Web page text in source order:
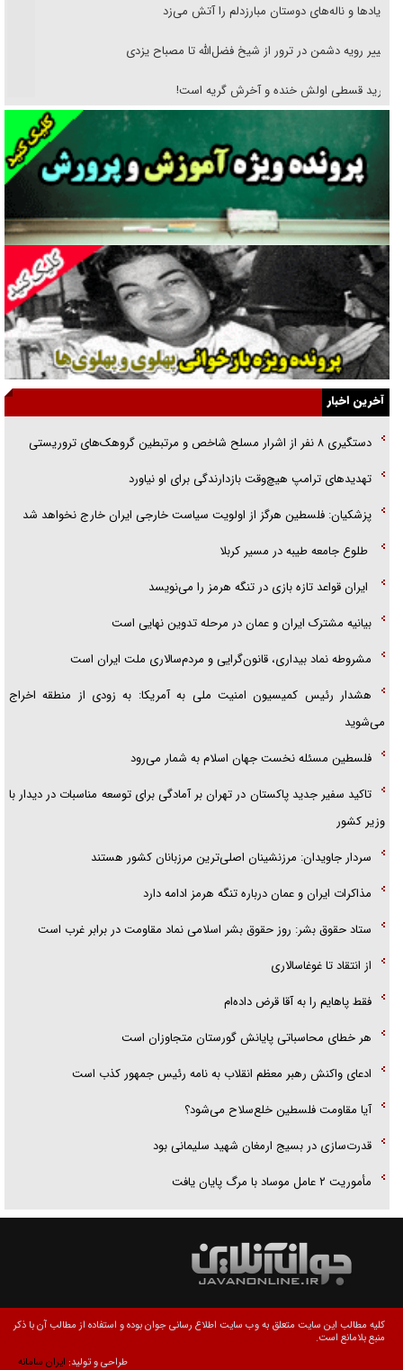
فریاد‌ها و ناله‌های دوستان مبارزدلم را آتش می‌زد
تغییر رویه دشمن در ترور از شیخ فضل‌الله تا مصباح یزدی
خرید قسطی اولش خنده و آخرش گریه است!
فوتبال و آن «بالا»!
راهبرد غافلگیری با نسل جدید پهپاد‌ها
جنجال پزشکان تقلبی در صنعت زیبایی
یهودی‌ها در ادبیات داستانی اروپا؛ از شکسپیر تا دیکنز
گفت‌وگو با خواهر یکی از شهدای جنگ رمضان/ خواهرم فرمانده جهادی و
اهل خدمت بی‌منت بود
جزئیات شکنجه‌هایم فراتر از آن است که در بیان بگنجد!
پلیس
قدر بود
آخرین اخبار
دستگیری ۸ نفر از اشرار مسلح شاخص و مرتبطین گروهک‌های تروریستی
تهدید‌های ترامپ هیچ‌وقت بازدارندگی برای او نیاورد
پزشکیان: فلسطین هرگز از اولویت سیاست خارجی ایران خارج نخواهد شد
طلوع جامعه طیبه در مسیر کربلا
ایران قواعد تازه بازی در تنگه هرمز را می‌نویسد
بیانیه مشترک ایران و عمان در مرحله تدوین نهایی است
مشروطه نماد بیداری، قانون‌گرایی و مردم‌سالاری ملت ایران است
هشدار رئیس کمیسیون امنیت ملی به آمریکا: به زودی از منطقه اخراج
می‌شوید
فلسطین مسئله نخست جهان اسلام به شمار می‌رود
تاکید سفیر جدید پاکستان در تهران بر آمادگی برای توسعه مناسبات در دیدار با
وزیر کشور
سردار جاویدان: مرزنشینان اصلی‌ترین مرزبانان کشور هستند
مذاکرات ایران و عمان درباره تنگه هرمز ادامه دارد
ستاد حقوق بشر: روز حقوق بشر اسلامی نماد مقاومت در برابر غرب است
از انتقاد تا غوغاسالاری
فقط پاهایم را به آقا قرض داده‌ام
هر خطای محاسباتی پایانش گورستان متجاوزان است
ادعای واکنش رهبر معظم انقلاب به نامه رئیس جمهور کذب است
آیا مقاومت فلسطین خلع‌سلاح می‌شود؟
قدرت‌سازی در بسیج ارمغان شهید سلیمانی بود
مأموریت ۲ عامل موساد با مرگ پایان یافت
کلیه مطالب این سایت متعلق به وب سایت اطلاع رسانی جوان بوده و استفاده از مطالب آن با ذکر
منبع بلامانع است.
طراحی و تولید: ایران سامانه